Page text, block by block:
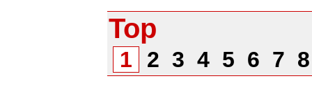
Top
1 2 3 4 5 6 7